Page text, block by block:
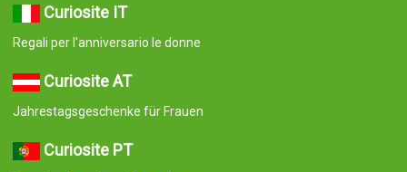
Curiosite IT
Regali per l'anniversario le donne
Curiosite AT
Jahrestagsgeschenke für Frauen
Curiosite PT